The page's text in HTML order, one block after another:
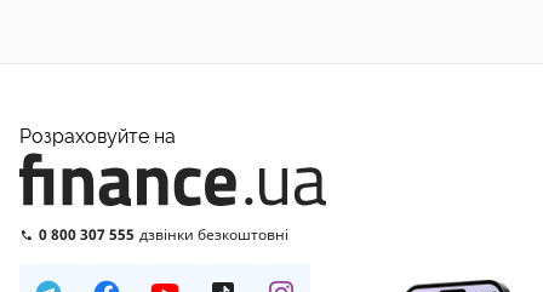
Розраховуйте на
0 800 307 555 дзвінки безкоштовні